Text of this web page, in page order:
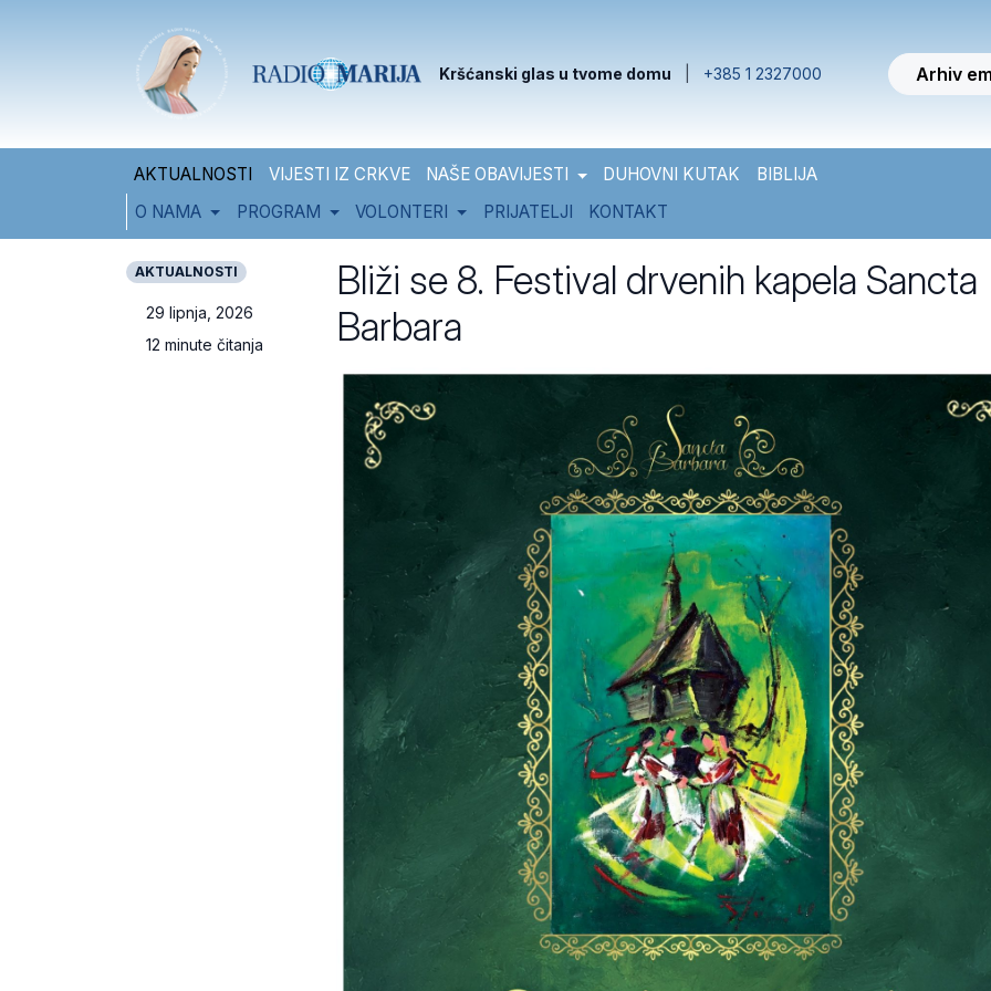
Kršćanski glas u tvome domu +385 1 2327000 Arhiv
AKTUALNOSTI VIJESTI IZ CRKVE NAŠE OBAVIJESTI DUHOVNI KUTAK
BIBLIJA
O NAMA
PROGRAM VOLONTERI PRIJATELJI KONTAKT
AKTUALNOSTI
29 lipnja, 2026
12 minute čitanja
Bliži se 8. Festival drvenih kapela Sancta
Barbara